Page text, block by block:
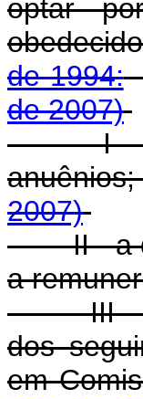
optar
de 1994:
de 2007)
I - a
2007)
II - a
a
III - a
dos
em